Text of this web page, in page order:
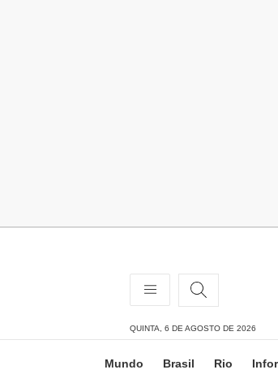
QUINTA, 6 DE AGOSTO DE 2026
Mundo Brasil Rio